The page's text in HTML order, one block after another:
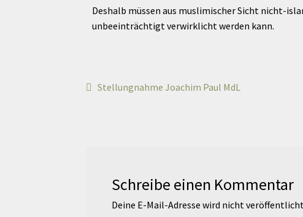
Deshalb müssen aus muslimischer Sicht nicht-
unbeeinträchtigt verwirklicht werden kann.
Stellungnahme Joachim Paul MdL
Schreibe einen Kommentar
Deine E-Mail-Adresse wird nicht